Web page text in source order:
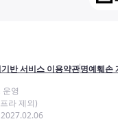
반 서비스 이용약관명예훼손
영
라 제외)